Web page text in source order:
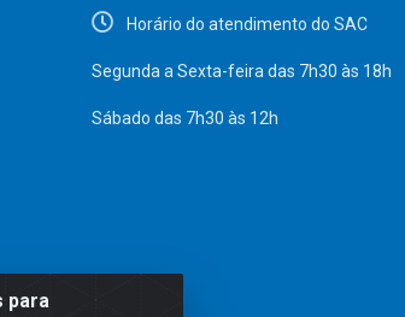
para
Horário do atendimento do SAC
Segunda a Sexta-feira das 7h30 às 18h
Sábado das 7h30 às 12h